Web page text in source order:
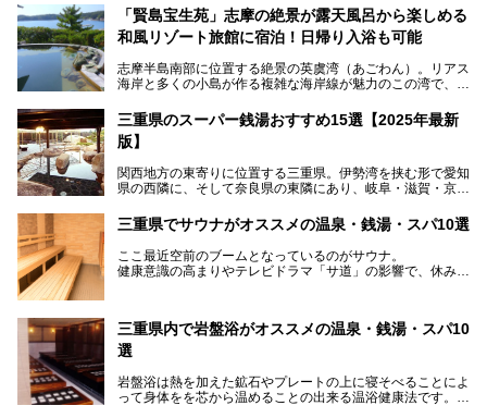
泊が楽しめる施設として2024年4月に新しく生まれ変わりま
した！
ていた施設……。今回は、地元の方から観光客まで楽しめる
「おふろcafé あげき温泉」をじっくりご紹介していきま
「賢島宝生苑」志摩の絶景が露天風呂から楽しめる
和風リゾート旅館に宿泊！日帰り入浴も可能
志摩半島南部に位置する絶景の英虞湾（あごわん）。リアス
海岸と多くの小島が作る複雑な海岸線が魅力のこの湾で、最
らも英虞湾が一望できる人気の旅館「賢島宝生苑（かしこじ
まほうじょうえん）」をご紹介します。日帰り入浴もできま
すよ！
───
提供元：賢島宝生苑【PR】
三重県のスーパー銭湯おすすめ15選【2025年最新
版】
関西地方の東寄りに位置する三重県。伊勢湾を挟む形で愛知
県の西隣に、そして奈良県の東隣にあり、岐阜・滋賀・京
伊勢神宮を擁する伊勢志摩や、世界遺産に登録された熊野古
道をはじめ、鳥羽水族館、忍者の里・伊賀、鈴鹿サーキッ
ト、松坂牛に伊勢海老……と、観光＆グルメの宝庫です。
東からも西からも訪れやすい三重県には、ハイクオリティな
スーパー銭湯がたくさん！お風呂も食事もコスパもいい、お
三重県でサウナがオススメの温泉・銭湯・スパ10選
ここ最近空前のブームとなっているのがサウナ。
健康意識の高まりやテレビドラマ「サ道」の影響で、休みの
いサウナのある温泉や銭湯、スパをご紹介。
気軽に立ち寄れてリラックス効果の高いサウナで、日頃の疲
れをリフレッシュしませんか？
三重県内で岩盤浴がオススメの温泉・銭湯・スパ10
選
岩盤浴は熱を加えた鉱石やプレートの上に寝そべることによ
って身体をを芯から温めることの出来る温浴健康法です。じ